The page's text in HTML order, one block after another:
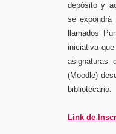
depósito y
se expondrá
llamados
iniciativa
asignaturas
(Moodle)
bibliotecario.
Link de